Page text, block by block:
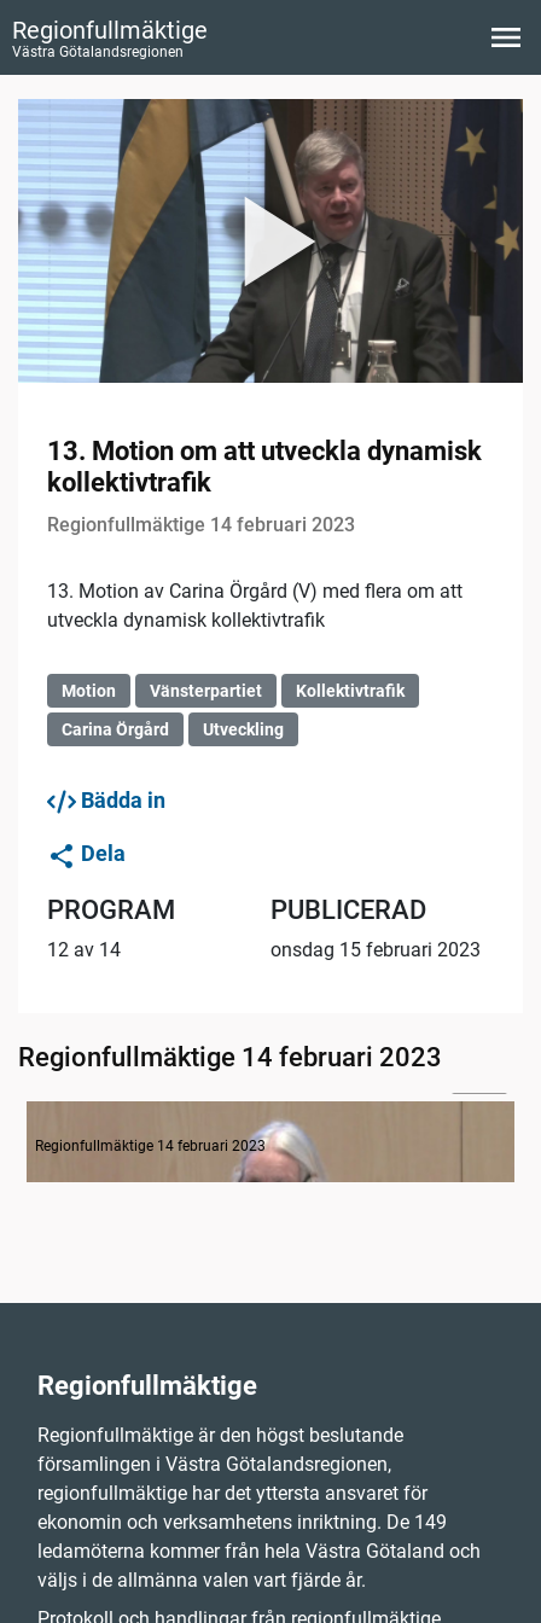
Regionfullmäktige
Västra Götalandsregionen
13. Motion om att utveckla dynamisk
kollektivtrafik
Regionfullmäktige 14 februari 2023
13. Motion av Carina Örgård (V) med flera om att
utveckla dynamisk kollektivtrafik
Motion Vänsterpartiet
Kollektivtrafik
Carina Örgård
Utveckling
Bädda in
Dela
PROGRAM
12 av 14
PUBLICERAD
onsdag 15 februari 2023
Regionfullmäktige 14 februari 2023
Regionfullmäktige 14 februari 2023
Regionfullmäktige
Regionfullmäktige är den högst beslutande
församlingen i Västra Götalandsregionen,
regionfullmäktige har det yttersta ansvaret för
ekonomin och verksamhetens inriktning. De 149
ledamöterna kommer från hela Västra Götaland och
väljs i de allmänna valen vart fjärde år.